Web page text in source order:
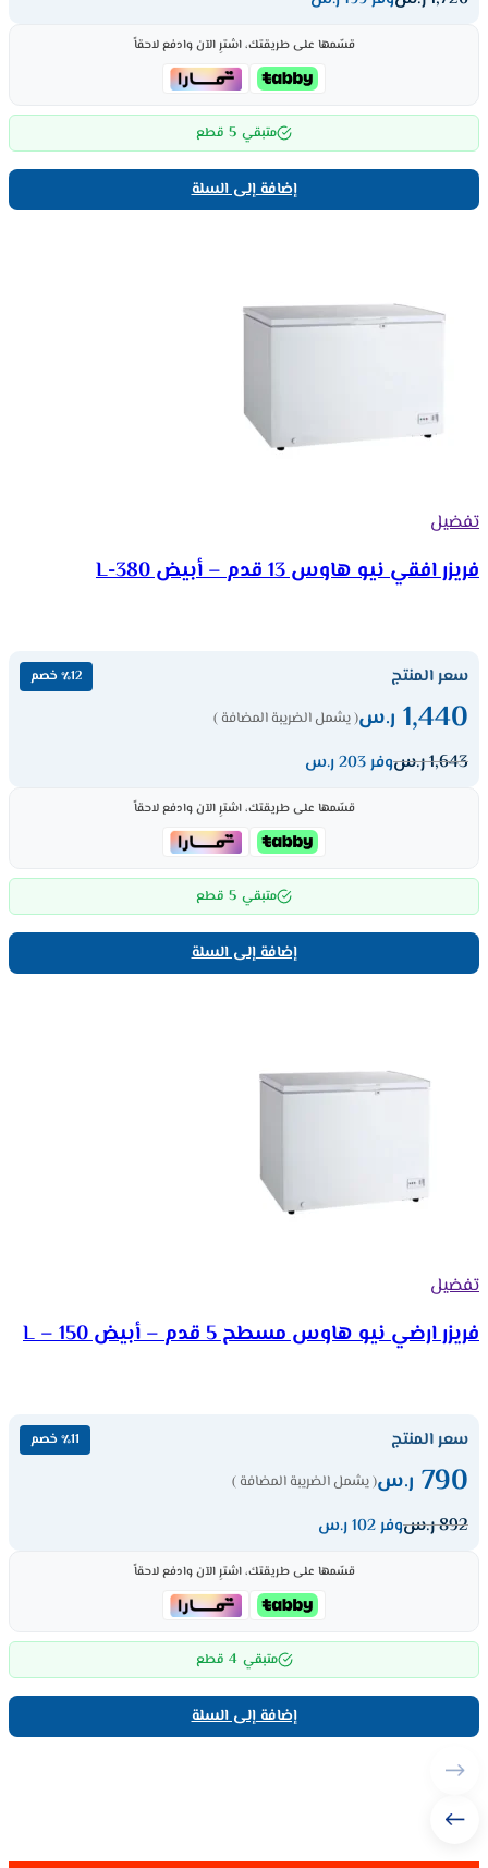
قسّمها على طريقتك، اشترِ الآن وادفع لاحقاً
متبقي 5 قطع
إضافة إلى السلة
تفضيل
فريزر افقي نيو هاوس 13 قدم – أبيض 380-L
سعر المنتج ٪12 خصم
1,440 ر.س( يشمل الضريبة المضافة )
1,643ر.سوفر 203 ر.س
قسّمها على طريقتك، اشترِ الآن وادفع لاحقاً
متبقي 5 قطع
إضافة إلى السلة
تفضيل
فريزر ارضي نيو هاوس مسطح 5 قدم – أبيض 150 – L
سعر المنتج ٪11 خصم
790 ر.س( يشمل الضريبة المضافة )
892ر.سوفر 102 ر.س
قسّمها على طريقتك، اشترِ الآن وادفع لاحقاً
متبقي 4 قطع
إضافة إلى السلة